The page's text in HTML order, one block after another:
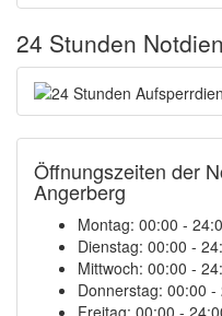
24 Stunden
Öffnungszeiten der
Angerberg
Montag: 00:00 -
Dienstag: 00:00 -
Mittwoch: 00:00 -
Donnerstag: 00:00 -
Freitag: 00:00 -